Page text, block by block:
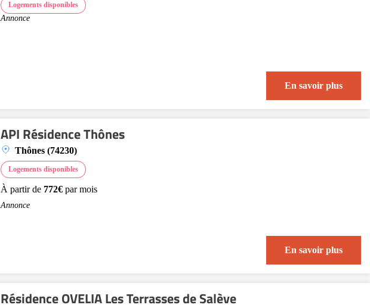
Logements disponibles
Annonce
En savoir plus
API Résidence Thônes
Thônes (74230)
Logements disponibles
À partir de 772€ par mois
Annonce
En savoir plus
Résidence OVELIA Les Terrasses de Salève